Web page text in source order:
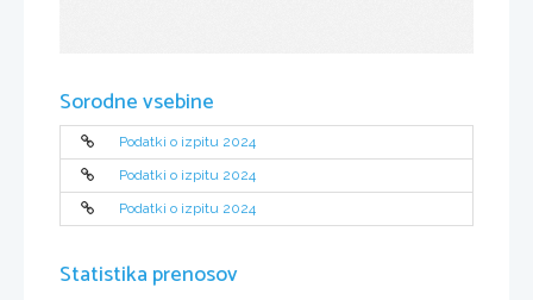
Sorodne vsebine
Podatki o izpitu 2024
Podatki o izpitu 2024
Podatki o izpitu 2024
Statistika prenosov